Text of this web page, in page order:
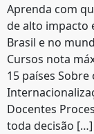
Aprenda com
de alto impacto
Brasil e no
Cursos nota
15 países
Docentes
toda decisão […]